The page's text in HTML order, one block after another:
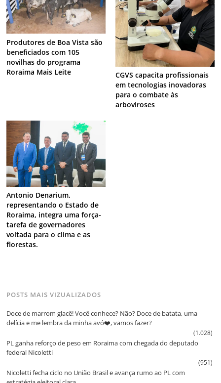
Produtores de Boa Vista são
beneficiados com 105
novilhas do programa
Roraima Mais Leite
CGVS capacita profissionais
em tecnologias inovadoras
para o combate às
arboviroses
Antonio Denarium,
representando o Estado de
Roraima, integra uma força-
tarefa de governadores
voltada para o clima e as
florestas.
POSTS MAIS VIZUALIZADOS
Doce de marrom glacê! Você conhece? Não? Doce de batata, uma
delícia e me lembra da minha avó❤️, vamos fazer?
(1.028)
PL ganha reforço de peso em Roraima com chegada do deputado
federal Nicoletti
(951)
Nicoletti fecha ciclo no União Brasil e avança rumo ao PL com